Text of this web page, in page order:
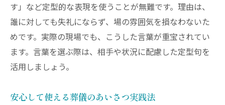
す」など定型的な表現を使うことが無難です。理由は、
誰に対しても失礼にならず、場の雰囲気を損なわないた
めです。実際の現場でも、こうした言葉が重宝されてい
ます。言葉を選ぶ際は、相手や状況に配慮した定型句を
活用しましょう。
安心して使える葬儀のあいさつ実践法